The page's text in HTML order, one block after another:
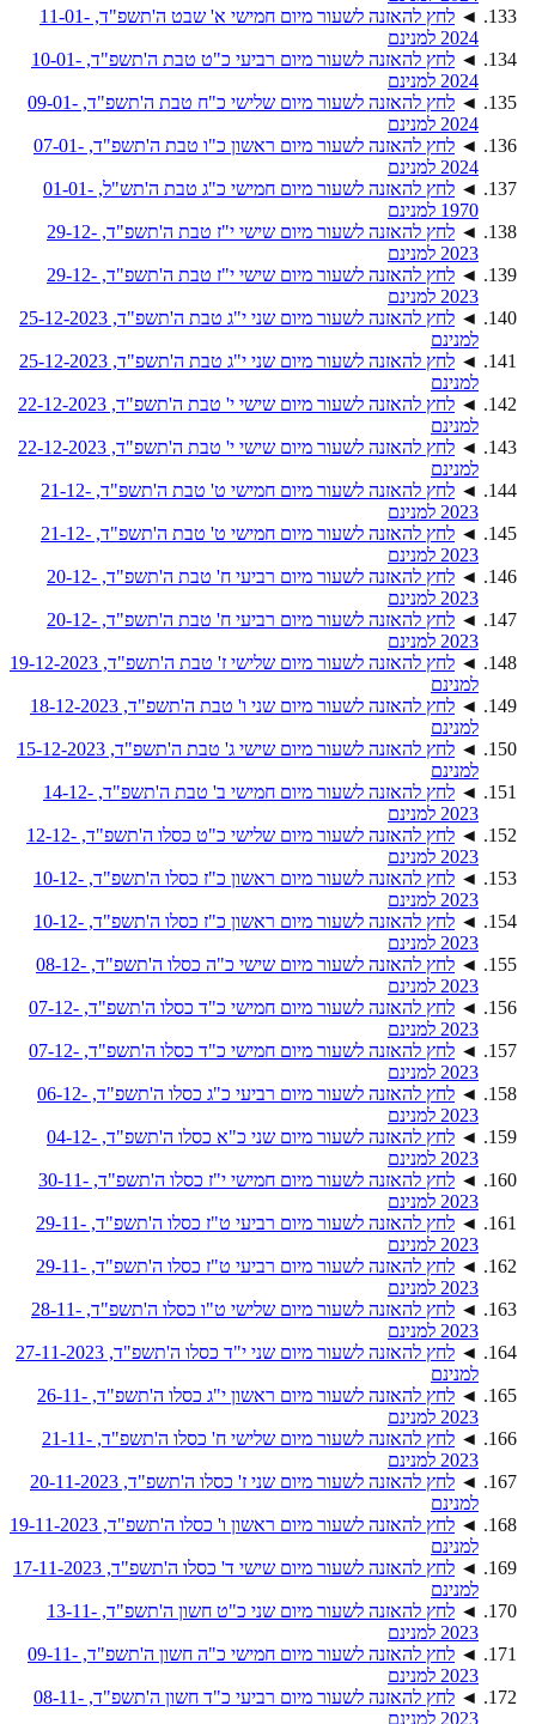
◄
לחץ להאזנה לשעור מיום חמישי א' שבט ה'תשפ"ד, 11-01-
2024 למנינם
◄
לחץ להאזנה לשעור מיום רביעי כ"ט טבת ה'תשפ"ד, 10-01-
2024 למנינם
◄
לחץ להאזנה לשעור מיום שלישי כ"ח טבת ה'תשפ"ד, 09-01-
2024 למנינם
◄
לחץ להאזנה לשעור מיום ראשון כ"ו טבת ה'תשפ"ד, 07-01-
2024 למנינם
◄
לחץ להאזנה לשעור מיום חמישי כ"ג טבת ה'תש"ל, 01-01-
1970 למנינם
◄
לחץ להאזנה לשעור מיום שישי י"ז טבת ה'תשפ"ד, 29-12-
2023 למנינם
◄
לחץ להאזנה לשעור מיום שישי י"ז טבת ה'תשפ"ד, 29-12-
2023 למנינם
◄
לחץ להאזנה לשעור מיום שני י"ג טבת ה'תשפ"ד, 25-12-2023
למנינם
◄
לחץ להאזנה לשעור מיום שני י"ג טבת ה'תשפ"ד, 25-12-2023
למנינם
◄
לחץ להאזנה לשעור מיום שישי י' טבת ה'תשפ"ד, 22-12-2023
למנינם
◄
לחץ להאזנה לשעור מיום שישי י' טבת ה'תשפ"ד, 22-12-2023
למנינם
◄
לחץ להאזנה לשעור מיום חמישי ט' טבת ה'תשפ"ד, 21-12-
2023 למנינם
◄
לחץ להאזנה לשעור מיום חמישי ט' טבת ה'תשפ"ד, 21-12-
2023 למנינם
◄
לחץ להאזנה לשעור מיום רביעי ח' טבת ה'תשפ"ד, 20-12-
2023 למנינם
◄
לחץ להאזנה לשעור מיום רביעי ח' טבת ה'תשפ"ד, 20-12-
2023 למנינם
◄
לחץ להאזנה לשעור מיום שלישי ז' טבת ה'תשפ"ד, 19-12-2023
למנינם
◄
לחץ להאזנה לשעור מיום שני ו' טבת ה'תשפ"ד, 18-12-2023
למנינם
◄
לחץ להאזנה לשעור מיום שישי ג' טבת ה'תשפ"ד, 15-12-2023
למנינם
◄
לחץ להאזנה לשעור מיום חמישי ב' טבת ה'תשפ"ד, 14-12-
2023 למנינם
◄
לחץ להאזנה לשעור מיום שלישי כ"ט כסלו ה'תשפ"ד, 12-12-
2023 למנינם
◄
לחץ להאזנה לשעור מיום ראשון כ"ז כסלו ה'תשפ"ד, 10-12-
2023 למנינם
◄
לחץ להאזנה לשעור מיום ראשון כ"ז כסלו ה'תשפ"ד, 10-12-
2023 למנינם
◄
לחץ להאזנה לשעור מיום שישי כ"ה כסלו ה'תשפ"ד, 08-12-
2023 למנינם
◄
לחץ להאזנה לשעור מיום חמישי כ"ד כסלו ה'תשפ"ד, 07-12-
2023 למנינם
◄
לחץ להאזנה לשעור מיום חמישי כ"ד כסלו ה'תשפ"ד, 07-12-
2023 למנינם
◄
לחץ להאזנה לשעור מיום רביעי כ"ג כסלו ה'תשפ"ד, 06-12-
2023 למנינם
◄
לחץ להאזנה לשעור מיום שני כ"א כסלו ה'תשפ"ד, 04-12-
2023 למנינם
◄
לחץ להאזנה לשעור מיום חמישי י"ז כסלו ה'תשפ"ד, 30-11-
2023 למנינם
◄
לחץ להאזנה לשעור מיום רביעי ט"ז כסלו ה'תשפ"ד, 29-11-
2023 למנינם
◄
לחץ להאזנה לשעור מיום רביעי ט"ז כסלו ה'תשפ"ד, 29-11-
2023 למנינם
◄
לחץ להאזנה לשעור מיום שלישי ט"ו כסלו ה'תשפ"ד, 28-11-
2023 למנינם
◄
לחץ להאזנה לשעור מיום שני י"ד כסלו ה'תשפ"ד, 27-11-2023
למנינם
◄
לחץ להאזנה לשעור מיום ראשון י"ג כסלו ה'תשפ"ד, 26-11-
2023 למנינם
◄
לחץ להאזנה לשעור מיום שלישי ח' כסלו ה'תשפ"ד, 21-11-
2023 למנינם
◄
לחץ להאזנה לשעור מיום שני ז' כסלו ה'תשפ"ד, 20-11-2023
למנינם
◄
לחץ להאזנה לשעור מיום ראשון ו' כסלו ה'תשפ"ד, 19-11-2023
למנינם
◄
לחץ להאזנה לשעור מיום שישי ד' כסלו ה'תשפ"ד, 17-11-2023
למנינם
◄
לחץ להאזנה לשעור מיום שני כ"ט חשון ה'תשפ"ד, 13-11-
2023 למנינם
◄
לחץ להאזנה לשעור מיום חמישי כ"ה חשון ה'תשפ"ד, 09-11-
2023 למנינם
◄
לחץ להאזנה לשעור מיום רביעי כ"ד חשון ה'תשפ"ד, 08-11-
2023 למנינם